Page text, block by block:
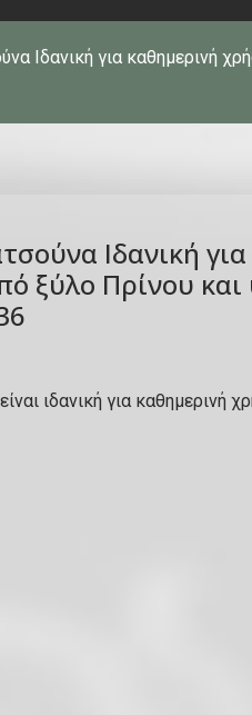
Ιδανική για καθημερινή
Ιδανική
ξύλο Πρίνου
ιδανική για καθημερινή